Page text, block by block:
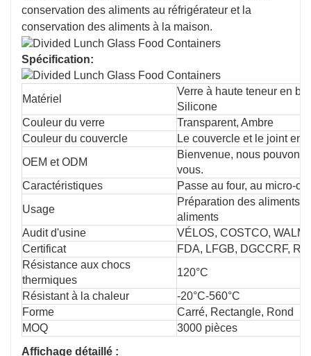
conservation des aliments au réfrigérateur et la
conservation des aliments à la maison.
Spécification:
Matériel
Verre à haute teneur en
Silicone
Couleur du verre
Transparent, Ambre
Couleur du couvercle
Le couvercle et le joint en
OEM et ODM
Bienvenue, nous pouvons
vous.
Caractéristiques
Passe au four, au micro-
Usage
Préparation des aliments,
aliments
Audit d'usine
VÉLOS, COSTCO,
Certificat
FDA, LFGB, DGCCRF,
Résistance aux chocs
thermiques
120°C
Résistant à la chaleur
-20°C-560°C
Forme
Carré, Rectangle, Rond
MOQ
3000 pièces
Affichage détaillé :